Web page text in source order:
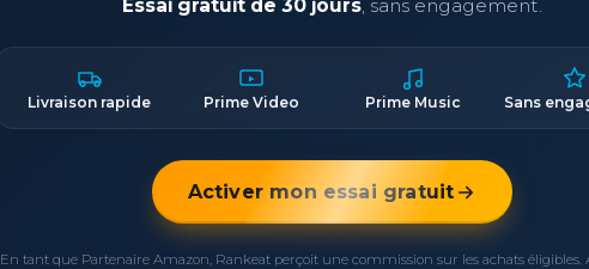
Essai gratuit de 30 jours, sans engagement.
Livraison rapide Prime Video Prime Music Sans
Activer mon essai gratuit
En tant que Partenaire Amazon, Rankeat perçoit une commission sur les achats